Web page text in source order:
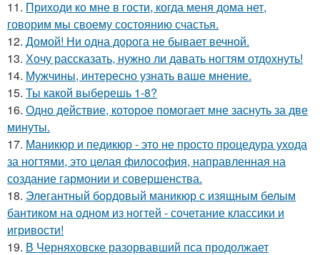
11. Приходи ко мне в гости, когда меня дома нет,
говорим мы своему состоянию счастья.
12. Домой! Ни одна дорога не бывает вечной.
13. Хочу рассказать, нужно ли давать ногтям отдохнуть!
14. Мужчины, интересно узнать ваше мнение.
15. Ты какой выберешь 1-8?
16. Одно действие, которое помогает мне заснуть за две
минуты.
17. Маникюр и педикюр - это не просто процедура ухода
за ногтями, это целая философия, направленная на
создание гармонии и совершенства.
18. Элегантный бордовый маникюр с изящным белым
бантиком на одном из ногтей - сочетание классики и
игривости!
19. В Черняховске разорвавший пса продолжает